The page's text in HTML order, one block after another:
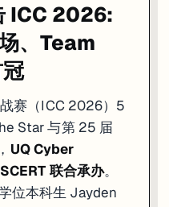
ICC 2026:
、Team
赛（ICC 2026）5
Star 与第 25 届
UQ Cyber
联合承办。
位本科生 Jayden